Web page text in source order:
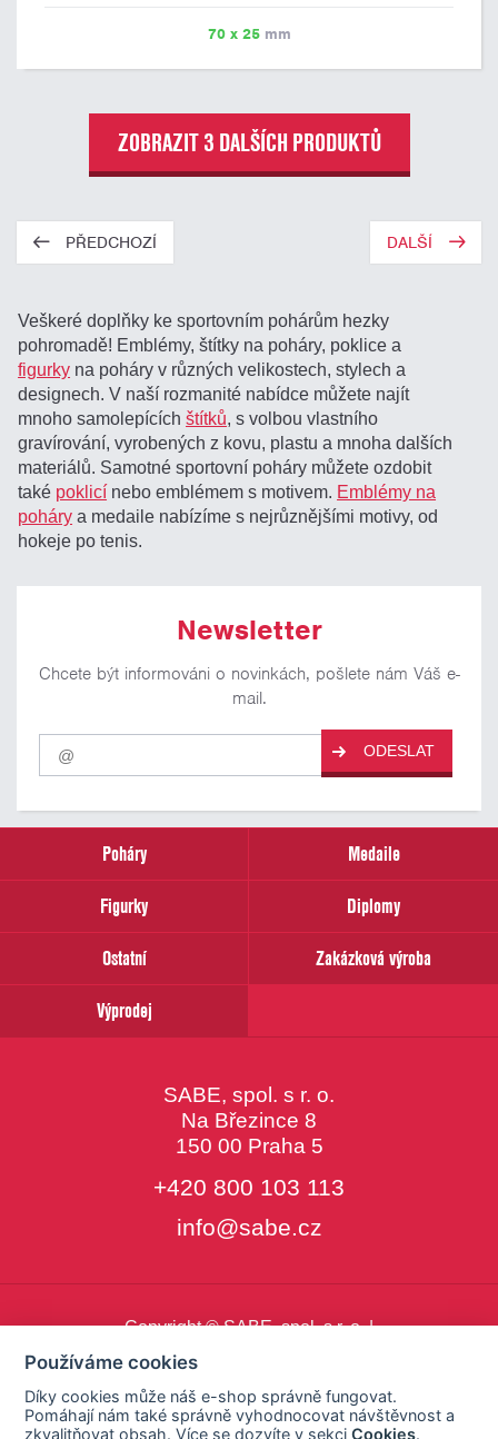
prvním kroku objednávky.70 x 25mm
ZOBRAZIT 3 DALŠÍCH PRODUKTŮ
PŘEDCHOZÍ DALŠÍ
Veškeré doplňky ke sportovním pohárům hezky
pohromadě! Emblémy, štítky na poháry, poklice a
figurky na poháry v různých velikostech, stylech a
designech. V naší rozmanité nabídce můžete najít
mnoho samolepícíchštítků, s volbou vlastního
gravírování, vyrobených z kovu, plastu a mnoha dalších
materiálů. Samotné sportovní poháry můžete ozdobit
také poklicínebo emblémem s motivem. Emblémy na
poháry a medaile nabízíme s nejrůznějšími motivy, od
hokeje po tenis.
Newsletter
Chcete být informováni o novinkách, pošlete nám Váš e-
mail.
Pro
odběr
našich
email
ODESLAT
Poháry
Medaile
Figurky
Diplomy
Ostatní
Zakázková výroba
Výprodej
SABE, spol. s r. o.
Na Březince 8
150 00 Praha 5
+420 800 103 113
info@sabe.cz
Copyright © SABE, spol. s r. o. |
Používáme cookies
Díky cookies může náš e-shop správně fungovat.
Pomáhají nám také správně vyhodnocovat návštěvnost a
zkvalitňovat obsah. Více se dozvíte v sekciCookies.